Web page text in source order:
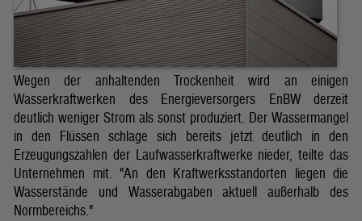
Wegen der anhaltenden Trockenheit wird an einigen
Wasserkraftwerken des Energieversorgers EnBW derzeit
deutlich weniger Strom als sonst produziert. Der Wassermangel
in den Flüssen schlage sich bereits jetzt deutlich in den
Erzeugungszahlen der Laufwasserkraftwerke nieder, teilte das
Unternehmen mit. "An den Kraftwerksstandorten liegen die
Wasserstände und Wasserabgaben aktuell außerhalb des
Normbereichs."